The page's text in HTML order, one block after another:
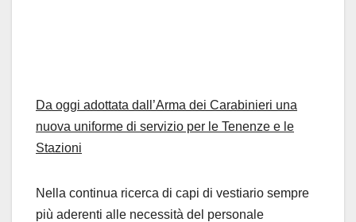
Da oggi adottata dall’Arma dei Carabinieri una
nuova uniforme di servizio per le Tenenze e le
Stazioni
Nella continua ricerca di capi di vestiario sempre
più aderenti alle necessità del personale